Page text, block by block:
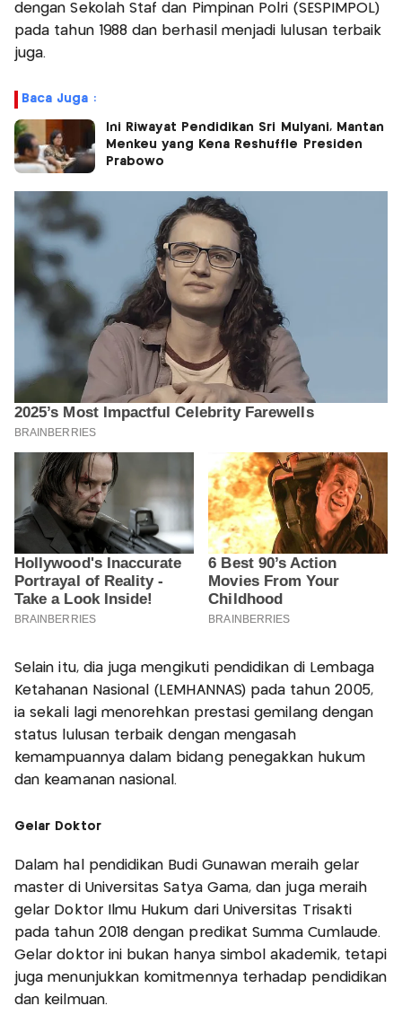
dengan Sekolah Staf dan Pimpinan Polri (SESPIMPOL)
pada tahun 1988 dan berhasil menjadi lulusan terbaik
juga.
Baca Juga :
Ini Riwayat Pendidikan Sri Mulyani, Mantan
Menkeu yang Kena Reshuffle Presiden
Prabowo
Selain itu, dia juga mengikuti pendidikan di Lembaga
Ketahanan Nasional (LEMHANNAS) pada tahun 2005,
ia sekali lagi menorehkan prestasi gemilang dengan
status lulusan terbaik dengan mengasah
kemampuannya dalam bidang penegakkan hukum
dan keamanan nasional.
Gelar Doktor
Dalam hal pendidikan Budi Gunawan meraih gelar
master di Universitas Satya Gama, dan juga meraih
gelar Doktor Ilmu Hukum dari Universitas Trisakti
pada tahun 2018 dengan predikat Summa Cumlaude.
Gelar doktor ini bukan hanya simbol akademik, tetapi
juga menunjukkan komitmennya terhadap pendidikan
dan keilmuan.